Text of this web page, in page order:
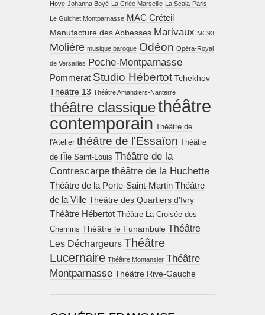
Hove Johanna Boyé La Criée Marseille La Scala-Paris
Le Guichet Montparnasse MAC Créteil
Manufacture des Abbesses Marivaux MC93
Molière musique baroque Odéon Opéra-Royal
de Versailles Poche-Montparnasse
Pommerat Studio Hébertot Tchekhov
Théâtre 13 Théâtre Amandiers-Nanterre
théâtre classiquethéâtre
contemporain
Théâtre de
l'Atelier théâtre de l'Essaïon
Théâtre
de l'Île Saint-Louis Théâtre de la
Contrescarpe théâtre de la Huchette
Théâtre de la Porte-Saint-Martin Théâtre
de la Ville Théâtre des Quartiers d'Ivry
Théâtre Hébertot
Théâtre La Croisée des
Chemins Théâtre le Funambule Théâtre
Les Déchargeurs Théâtre
Lucernaire Théâtre Montansier Théâtre
Montparnasse Théâtre Rive-Gauche